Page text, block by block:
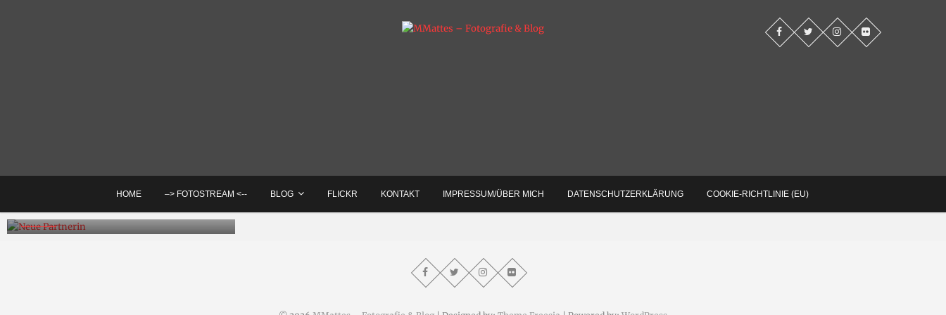
HOME –> FOTOSTREAM <-- BLOG FLICKR KONTAKT IMPRESSUM/ÜBER MICH DATENSCHUTZERKLÄRUNG COOKIE-RICHTLINIE (EU)
Neue Partnerin